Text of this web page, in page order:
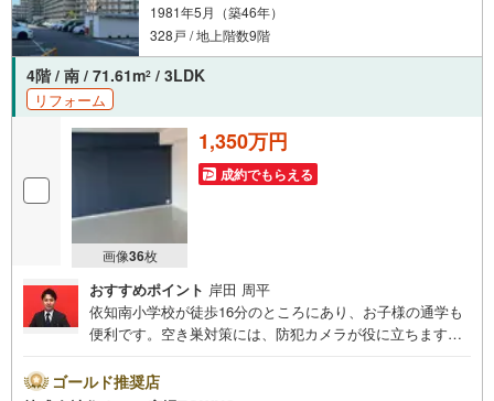
1981年5月（築46年）
328戸 / 地上階数9階
4階 / 南 / 71.61m2 / 3LDK
リフォーム
画像36枚
1,350万円
成約でもらえる
おすすめポイント 岸田 周平
依知南小学校が徒歩16分のところにあり、お子様の通学も
便利です。空き巣対策には、防犯カメラが役に立ちます。
物件は南向きです。全居室フローリングなのでお部屋の掃
ゴールド推奨店